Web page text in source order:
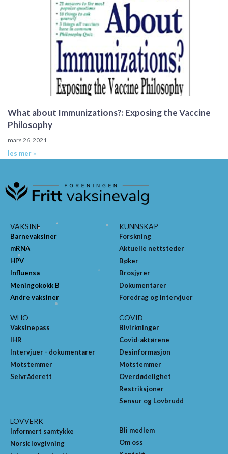
What about Immunizations?: Exposing the Vaccine
Philosophy
mars 26, 2021
les mer »
VAKSINE
Barnevaksiner
mRNA
HPV
Influensa
Meningokokk B
Andre vaksiner
KUNNSKAP
Forskning
Aktuelle nettsteder
Bøker
Brosjyrer
Dokumentarer
Foredrag og intervjuer
WHO
Vaksinepass
IHR
Intervjuer - dokumentarer
Motstemmer
Selvråderett
COVID
Bivirkninger
Covid-aktørene
Desinformasjon
Motstemmer
Overdødelighet
Restriksjoner
Sensur og Lovbrudd
LOVVERK
Informert samtykke
Norsk lovgivning
Bli medlem
Om oss